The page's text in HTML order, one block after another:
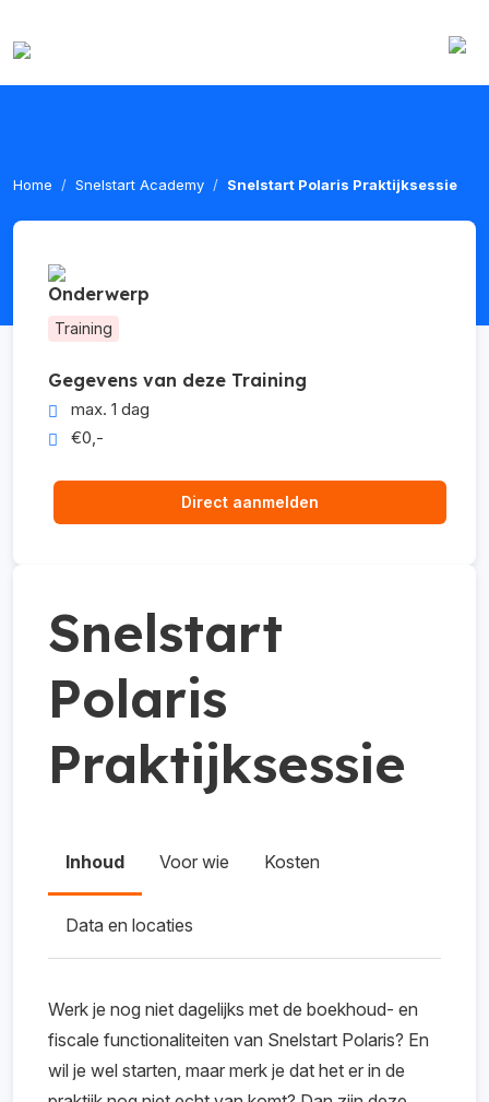
Home Snelstart Academy Snelstart Polaris Praktijksessie
Onderwerp
Training
Gegevens van deze Training
max. 1 dag
€0,-
Direct aanmelden
Snelstart
Polaris
Praktijksessie
Inhoud Voor wie Kosten
Data en locaties
Werk je nog niet dagelijks met de boekhoud- en
fiscale functionaliteiten van Snelstart Polaris? En
wil je wel starten, maar merk je dat het er in de